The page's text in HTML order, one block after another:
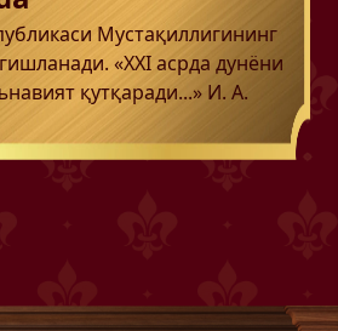
Мустақиллигининг
«XXI асрда дунёни
қутқаради...» И. А.